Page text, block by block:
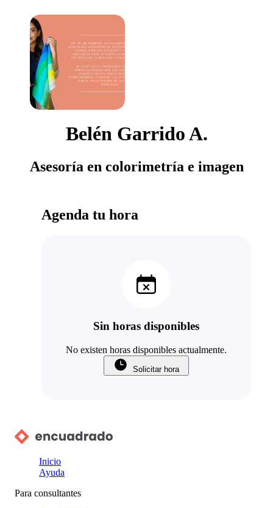
Belén Garrido A.
Asesoría en colorimetría e imagen
Agenda tu hora
Sin horas disponibles
No existen horas disponibles actualmente.
Solicitar hora
Inicio
Ayuda
Para consultantes